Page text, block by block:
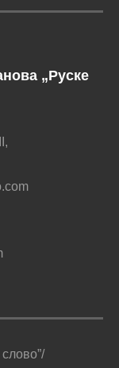
„Руске